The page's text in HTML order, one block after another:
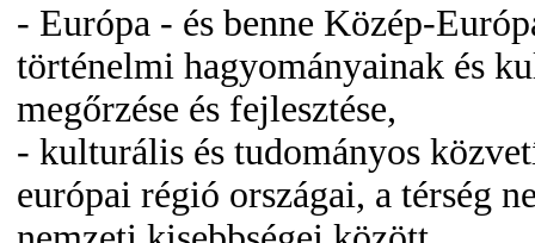
- Európa - és benne Közép-
történelmi hagyományainak és
megőrzése és fejlesztése,
- kulturális és tudományos
európai régió országai, a térség